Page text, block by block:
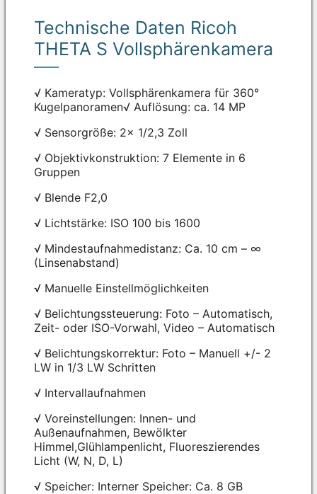
Technische Daten Ricoh
THETA S Vollsphärenkamera
√ Kameratyp: Vollsphärenkamera für 360°
Kugelpanoramen√ Auflösung: ca. 14 MP
√ Sensorgröße: 2x 1/2,3 Zoll
√ Objektivkonstruktion: 7 Elemente in 6
Gruppen
√ Blende F2,0
√ Lichtstärke: ISO 100 bis 1600
√ Mindestaufnahmedistanz: Ca. 10 cm – ∞
(Linsenabstand)
√ Manuelle Einstellmöglichkeiten
√ Belichtungssteuerung: Foto – Automatisch,
Zeit- oder ISO-Vorwahl, Video – Automatisch
√ Belichtungskorrektur: Foto – Manuell +/- 2
LW in 1/3 LW Schritten
√ Intervallaufnahmen
√ Voreinstellungen: Innen- und
Außenaufnahmen, Bewölkter
Himmel,Glühlampenlicht, Fluoreszierendes
Licht (W, N, D, L)
√ Speicher: Interner Speicher: Ca. 8 GB